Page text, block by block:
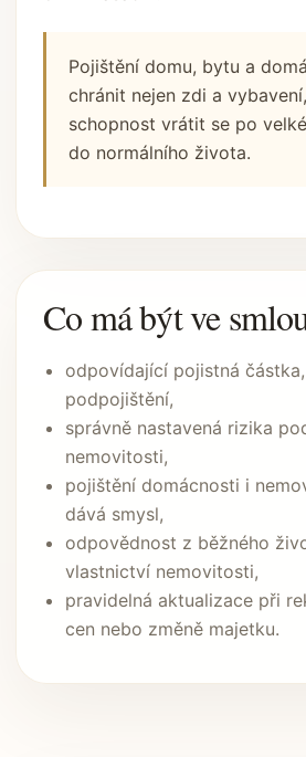
Pojištění domu, bytu a
chránit nejen zdi a
schopnost vrátit se po
do normálního života.
Co má být ve
odpovídající pojistná
podpojištění,
správně nastavená rizika
nemovitosti,
pojištění domácnosti i
dává smysl,
odpovědnost z běžného
vlastnictví nemovitosti,
pravidelná aktualizace při
cen nebo změně majetku.